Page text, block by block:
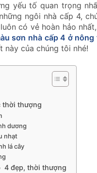
yếu tố quan trọng
ngôi nhà cấp 4,
có vẻ hoàn hảo
sơn nhà cấp 4 ở nông
của chúng tôi nhé!
thời thượng
dương
nhạt
lá cây
4 đẹp, thời thượng